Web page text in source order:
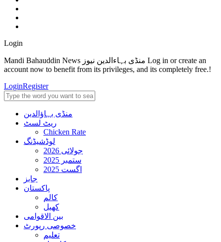
Login
Mandi Bahauddin News منڈی بہاءالدین نیوز Log in or create an
account now to benefit from its privileges, and its completely free.!
LoginRegister
منڈی بہاؤالدین
ریٹ لسٹ
Chicken Rate
لوڈشیڈنگ
جولائی 2026
ستمبر 2025
اگست 2025
جابز
پاکستان
کالم
کھیل
بین الاقوامی
خصوصی رپورٹ
تعلیم